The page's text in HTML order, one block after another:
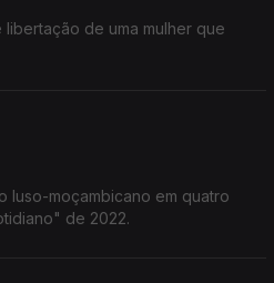
de uma mulher que
luso-moçambicano em quatro
de 2022.